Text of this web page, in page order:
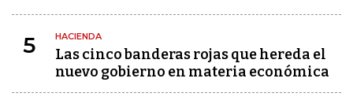
5 HACIENDA
Las cinco banderas rojas que hereda el
nuevo gobierno en materia económica